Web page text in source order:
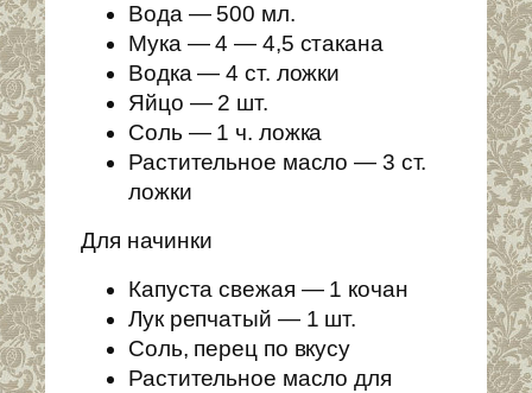
Вода — 500 мл.
Мука — 4 — 4,5 стакана
Водка — 4 ст. ложки
Яйцо — 2 шт.
Соль — 1 ч. ложка
Растительное масло — 3 ст.
ложки
Для начинки
Капуста свежая — 1 кочан
Лук репчатый — 1 шт.
Соль, перец по вкусу
Растительное масло для